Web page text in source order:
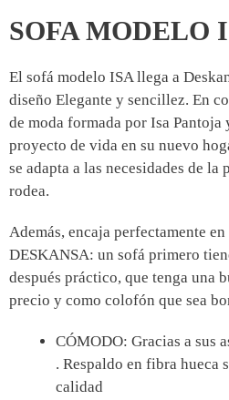
SOFA MODELO
El sofá modelo ISA llega a
diseño Elegante y sencillez. En
de moda formada por Isa
proyecto de vida en su nuevo
se adapta a las necesidades de la
rodea.
Además, encaja perfectamente
DESKANSA: un sofá primero
después práctico, que tenga una
precio y como colofón que sea
CÓMODO: Gracias a sus
. Respaldo en fibra hueca
calidad